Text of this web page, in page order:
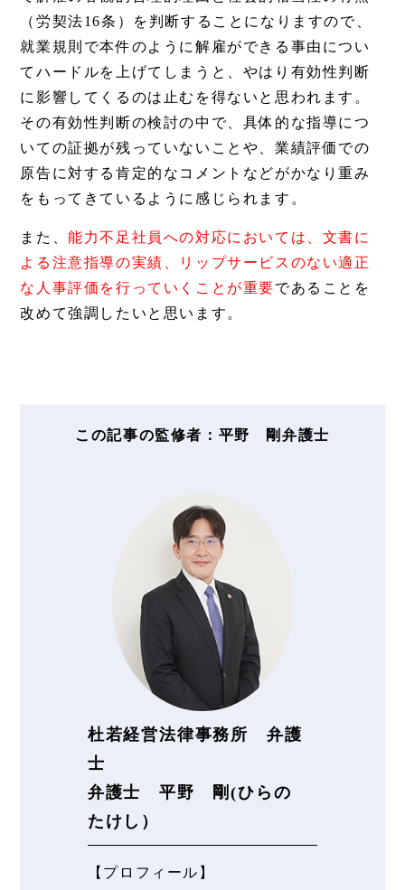
（労契法16条）を判断することになりますので、
就業規則で本件のように解雇ができる事由につい
てハードルを上げてしまうと、やはり有効性判断
に影響してくるのは止むを得ないと思われます。
その有効性判断の検討の中で、具体的な指導につ
いての証拠が残っていないことや、業績評価での
原告に対する肯定的なコメントなどがかなり重み
をもってきているように感じられます。
また、能力不足社員への対応においては、文書に
よる注意指導の実績、リップサービスのない適正
な人事評価を行っていくことが重要であることを
改めて強調したいと思います。
この記事の監修者：平野 剛弁護士
杜若経営法律事務所 弁護
士
弁護士 平野 剛(ひらの
たけし）
【プロフィール】